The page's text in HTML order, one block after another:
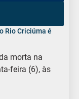
Rio Criciúma é
morta na
feira (6), às